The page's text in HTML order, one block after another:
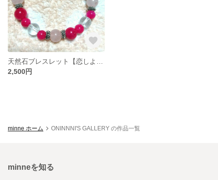
2,500円
minne ホーム ONINNNI'S GALLERY の作品一覧
minneを知る